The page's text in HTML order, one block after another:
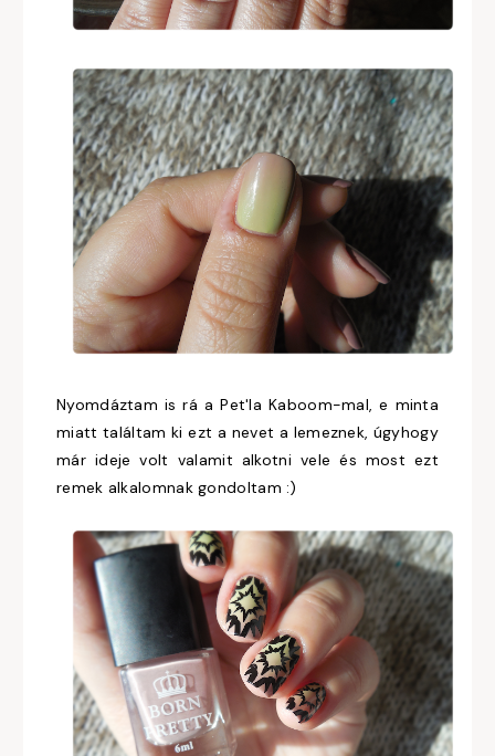
Nyomdáztam is rá a Pet'la Kaboom-mal, e minta
miatt találtam ki ezt a nevet a lemeznek, úgyhogy
már ideje volt valamit alkotni vele és most ezt
remek alkalomnak gondoltam :)